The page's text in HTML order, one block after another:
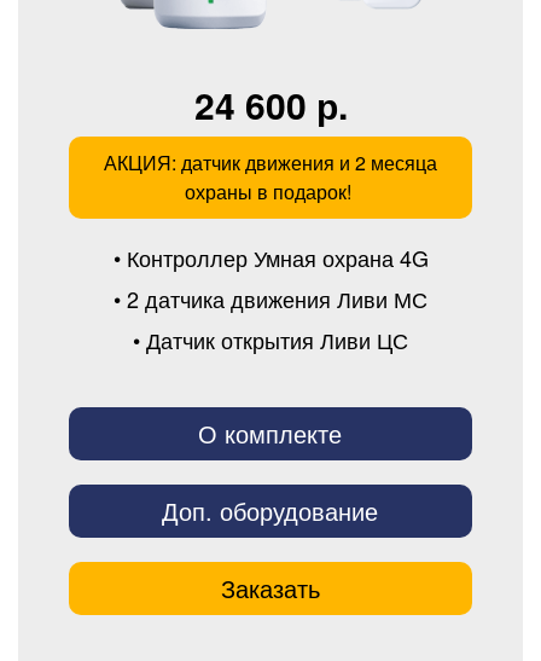
24 600 р.
АКЦИЯ: датчик движения и 2 месяца
охраны в подарок!
• Контроллер Умная охрана 4G
• 2 датчика движения Ливи МС
• Датчик открытия Ливи ЦС
О комплекте
Доп. оборудование
Заказать